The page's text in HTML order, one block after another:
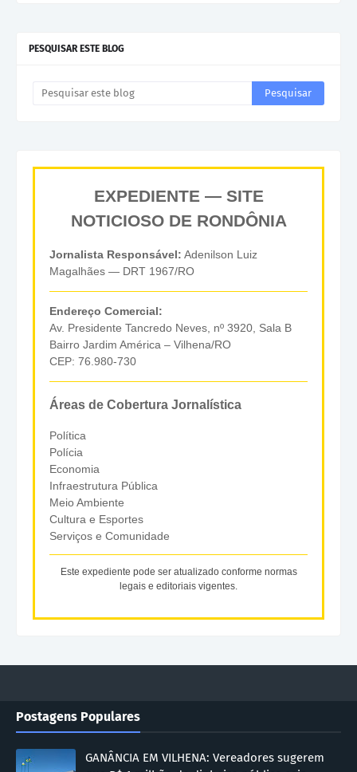
PESQUISAR ESTE BLOG
EXPEDIENTE — SITE
NOTICIOSO DE RONDÔNIA
Jornalista Responsável: Adenilson Luiz
Magalhães — DRT 1967/RO
Endereço Comercial:
Av. Presidente Tancredo Neves, nº 3920, Sala B
Bairro Jardim América – Vilhena/RO
CEP: 76.980-730
Áreas de Cobertura Jornalística
Política
Polícia
Economia
Infraestrutura Pública
Meio Ambiente
Cultura e Esportes
Serviços e Comunidade
Este expediente pode ser atualizado conforme normas
legais e editoriais vigentes.
Postagens Populares
GANÂNCIA EM VILHENA: Vereadores sugerem